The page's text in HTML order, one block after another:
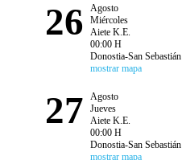
26
Agosto
Miércoles
Aiete K.E.
00:00 H
Donostia-San Sebastián
mostrar mapa
27
Agosto
Jueves
Aiete K.E.
00:00 H
Donostia-San Sebastián
mostrar mapa